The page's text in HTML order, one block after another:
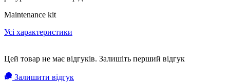
Maintenance kit
Усі характеристики
Цей товар не має відгуків. Залишіть перший відгук
Залишити відгук